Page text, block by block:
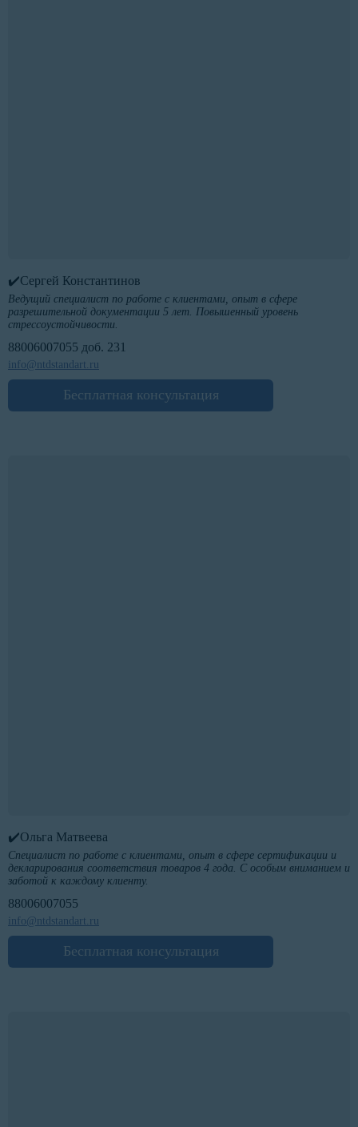
✔️Сергей Константинов
Ведущий специалист по работе с клиентами, опыт в сфере
разрешительной документации 5 лет. Повышенный уровень
стрессоустойчивости.
88006007055 доб. 231
info@ntdstandart.ru
Бесплатная консультация
✔️Ольга Матвеева
Специалист по работе с клиентами, опыт в сфере сертификации и
декларирования соответствия товаров 4 года. С особым вниманием и
заботой к каждому клиенту.
88006007055
info@ntdstandart.ru
Бесплатная консультация